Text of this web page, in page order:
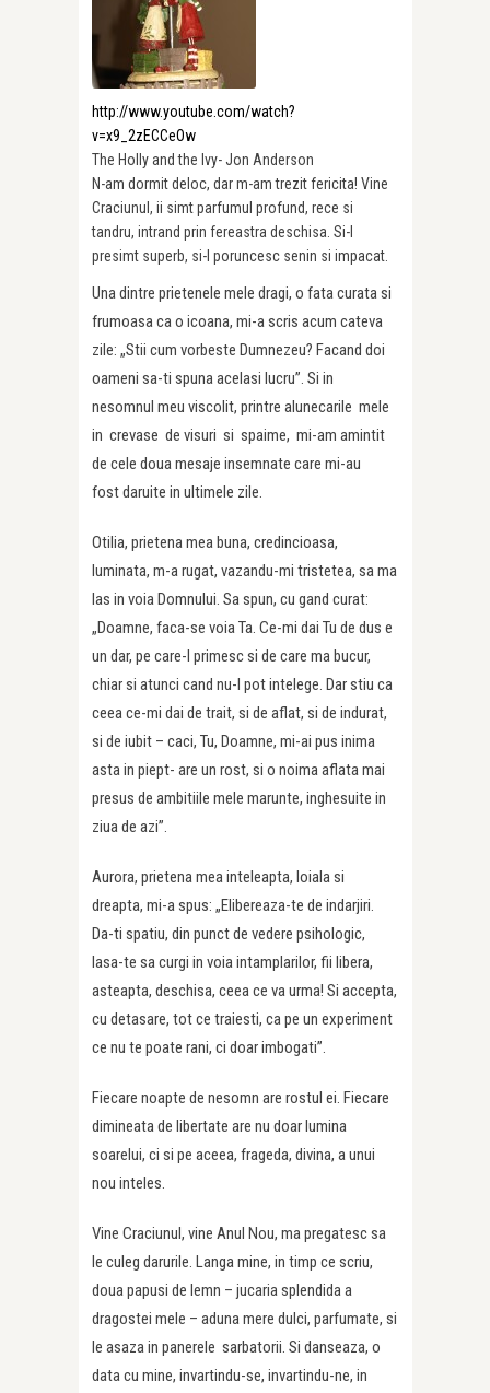
http://www.youtube.com/watch?
v=x9_2zECCeOw
The Holly and the Ivy- Jon Anderson
N-am dormit deloc, dar m-am trezit fericita! Vine
Craciunul, ii simt parfumul profund, rece si
tandru, intrand prin fereastra deschisa. Si-l
presimt superb, si-l poruncesc senin si impacat.
Una dintre prietenele mele dragi, o fata curata si
frumoasa ca o icoana, mi-a scris acum cateva
zile: „Stii cum vorbeste Dumnezeu? Facand doi
oameni sa-ti spuna acelasi lucru”. Si in
nesomnul meu viscolit, printre alunecarile mele
in crevase de visuri si spaime, mi-am amintit
de cele doua mesaje insemnate care mi-au
fost daruite in ultimele zile.
Otilia, prietena mea buna, credincioasa,
luminata, m-a rugat, vazandu-mi tristetea, sa ma
las in voia Domnului. Sa spun, cu gand curat:
„Doamne, faca-se voia Ta. Ce-mi dai Tu de dus e
un dar, pe care-l primesc si de care ma bucur,
chiar si atunci cand nu-l pot intelege. Dar stiu ca
ceea ce-mi dai de trait, si de aflat, si de indurat,
si de iubit – caci, Tu, Doamne, mi-ai pus inima
asta in piept- are un rost, si o noima aflata mai
presus de ambitiile mele marunte, inghesuite in
ziua de azi”.
Aurora, prietena mea inteleapta, loiala si
dreapta, mi-a spus: „Elibereaza-te de indarjiri.
Da-ti spatiu, din punct de vedere psihologic,
lasa-te sa curgi in voia intamplarilor, fii libera,
asteapta, deschisa, ceea ce va urma! Si accepta,
cu detasare, tot ce traiesti, ca pe un experiment
ce nu te poate rani, ci doar imbogati”.
Fiecare noapte de nesomn are rostul ei. Fiecare
dimineata de libertate are nu doar lumina
soarelui, ci si pe aceea, frageda, divina, a unui
nou inteles.
Vine Craciunul, vine Anul Nou, ma pregatesc sa
le culeg darurile. Langa mine, in timp ce scriu,
doua papusi de lemn – jucaria splendida a
dragostei mele – aduna mere dulci, parfumate, si
le asaza in panerele sarbatorii. Si danseaza, o
data cu mine, invartindu-se, invartindu-ne, in